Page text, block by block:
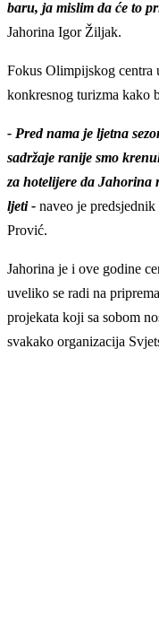
baru, ja mislim da će to
Jahorina Igor Žiljak.
Fokus Olimpijskog centra
konkresnog turizma kako
- Pred nama je ljetna
sadržaje ranije smo
za hotelijere da Jahorina
ljeti - naveo je
Prović.
Jahorina je i ove godine
uveliko se radi na
projekata koji sa sobom
svakako organizacija